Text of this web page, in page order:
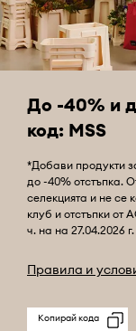
До -40% и
код: MSS
*Добави продукти
до -40% отстъпка.
селекцията и не се
клуб и отстъпки от
ч. на на 27.04.2026 г.
Правила и
Копирай кода